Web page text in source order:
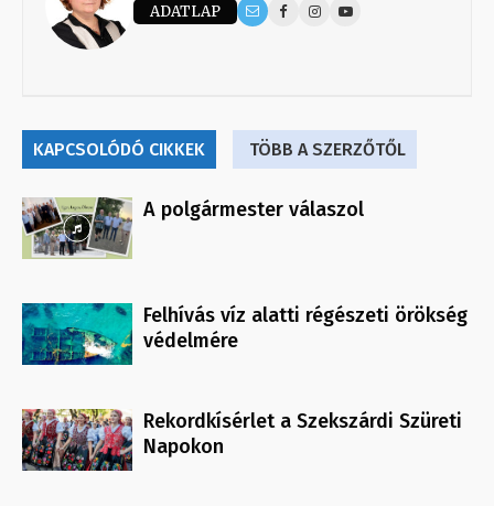
ADATLAP
KAPCSOLÓDÓ CIKKEK TÖBB A SZERZŐTŐL
A polgármester válaszol
Felhívás víz alatti régészeti örökség
védelmére
Rekordkísérlet a Szekszárdi Szüreti
Napokon